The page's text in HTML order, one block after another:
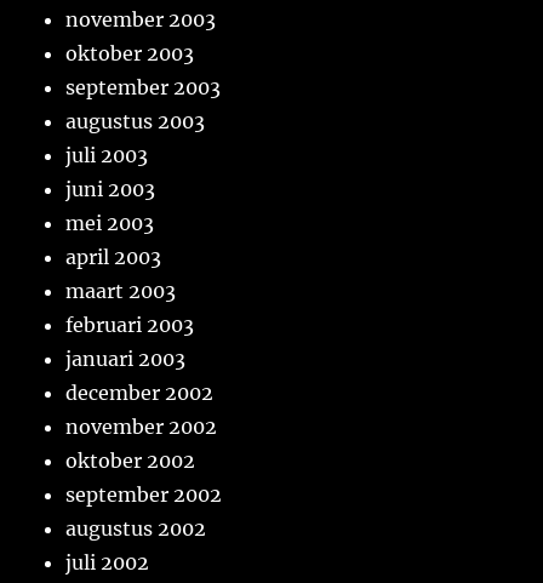
november 2003
oktober 2003
september 2003
augustus 2003
juli 2003
juni 2003
mei 2003
april 2003
maart 2003
februari 2003
januari 2003
december 2002
november 2002
oktober 2002
september 2002
augustus 2002
juli 2002